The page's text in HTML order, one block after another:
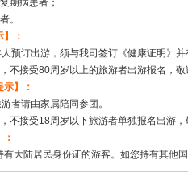
期病患者；
。
】：
人预订出游，须与我司签订《健康证明》并
不接受80周岁以上的旅游者出游报名，敬
示】：
者请由家属陪同参团。
不接受18周岁以下旅游者单独报名出游，
有大陆居民身份证的游客。如您持有其他